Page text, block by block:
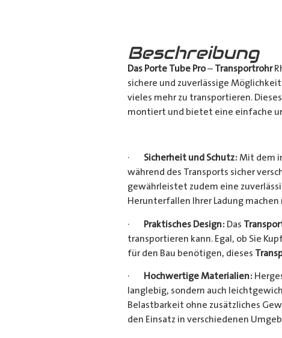
Beschreibung
Das Porte Tube Pro– Transportrohr
sichere und zuverlässige
vieles mehr zu transportieren.
montiert und bietet eine einfache
· Sicherheit und Schutz: Mit dem
während des Transports sicher
gewährleistet zudem eine
Herunterfallen Ihrer Ladung machen
· Praktisches Design: Das
transportieren kann. Egal, ob Sie
für den Bau benötigen, dieses
· Hochwertige Materialien:
langlebig, sondern auch
Belastbarkeit ohne zusätzliches
den Einsatz in verschiedenen